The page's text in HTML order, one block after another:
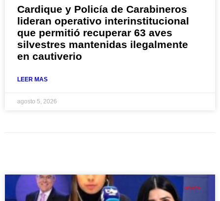
Cardique y Policía de Carabineros
lideran operativo interinstitucional
que permitió recuperar 63 aves
silvestres mantenidas ilegalmente
en cautiverio
LEER MAS
agosto 5, 2026
OPINIÓN